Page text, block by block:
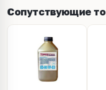
Сопутствующие